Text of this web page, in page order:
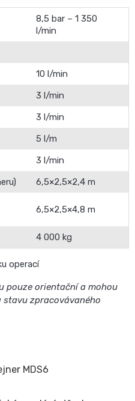
8,5 bar – 1 350
l/min
10 l/min
3 l/min
3 l/min
5 l/m
3 l/min
6,5×2,5×2,4 m
6,5×2,5×4,8 m
4 000 kg
operací
pouze orientační a mohou
zpracovávaného
MDS6